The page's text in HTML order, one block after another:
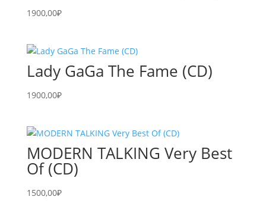
1900,00₽
Lady GaGa The Fame (CD)
1900,00₽
MODERN TALKING Very Best
Of (CD)
1500,00₽